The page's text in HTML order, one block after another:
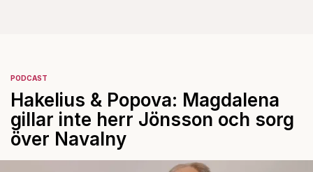
PODCAST
Hakelius & Popova: Magdalena
gillar inte herr Jönsson och sorg
över Navalny